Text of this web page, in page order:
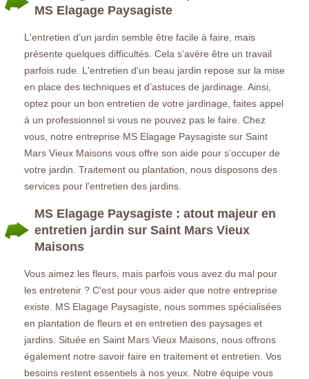
MS Elagage Paysagiste
L'entretien d’un jardin semble être facile à faire, mais
présente quelques difficultés. Cela s’avère être un travail
parfois rude. L'entretien d'un beau jardin repose sur la mise
en place des techniques et d’astuces de jardinage. Ainsi,
optez pour un bon entretien de votre jardinage, faites appel
à un professionnel si vous ne pouvez pas le faire. Chez
vous, notre entreprise MS Elagage Paysagiste sur Saint
Mars Vieux Maisons vous offre son aide pour s’occuper de
votre jardin. Traitement ou plantation, nous disposons des
services pour l'entretien des jardins.
MS Elagage Paysagiste : atout majeur en
entretien jardin sur Saint Mars Vieux
Maisons
Vous aimez les fleurs, mais parfois vous avez du mal pour
les entretenir ? C'est pour vous aider que notre entreprise
existe. MS Elagage Paysagiste, nous sommes spécialisées
en plantation de fleurs et en entretien des paysages et
jardins. Située en Saint Mars Vieux Maisons, nous offrons
également notre savoir faire en traitement et entretien. Vos
besoins restent essentiels à nos yeux. Notre équipe vous